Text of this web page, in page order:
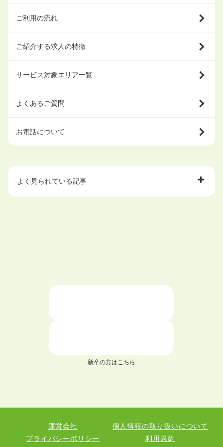
ご利用の流れ
ご紹介する求人の特徴
サービス対象エリア一覧
よくあるご質問
お電話について
よく見られている記事
仕事が続かない人の特徴と対処法を解説！
面接 記事一覧
職務経歴書 記事一覧
退職 記事一覧
新卒の方はこちら
運営会社
個人情報の取り扱いについて
プライバシーポリシー
利用規約